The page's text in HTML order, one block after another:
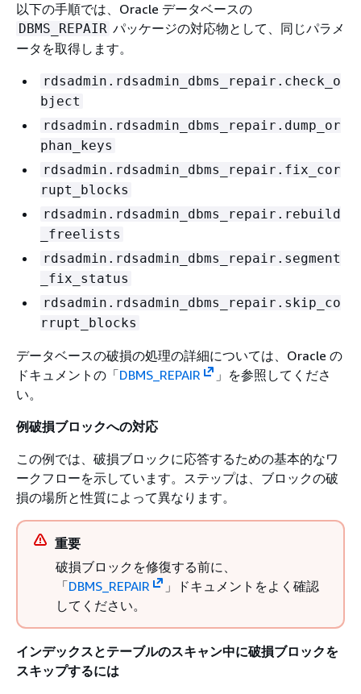
以下の手順では、Oracle データベースの
DBMS_REPAIR パッケージの対応物として、同じパラメ
ータを取得します。
rdsadmin.rdsadmin_dbms_repair.check_o
bject
rdsadmin.rdsadmin_dbms_repair.dump_or
phan_keys
rdsadmin.rdsadmin_dbms_repair.fix_cor
rupt_blocks
rdsadmin.rdsadmin_dbms_repair.rebuild
_freelists
rdsadmin.rdsadmin_dbms_repair.segment
_fix_status
rdsadmin.rdsadmin_dbms_repair.skip_co
rrupt_blocks
データベースの破損の処理の詳細については、Oracle の
ドキュメントの「DBMS_REPAIR
」を参照してくださ
い。
例破損ブロックへの対応
この例では、破損ブロックに応答するための基本的なワ
ークフローを示しています。ステップは、ブロックの破
損の場所と性質によって異なります。
重要
破損ブロックを修復する前に、
「DBMS_REPAIR
」ドキュメントをよく確認
してください。
インデックスとテーブルのスキャン中に破損ブロックを
スキップするには